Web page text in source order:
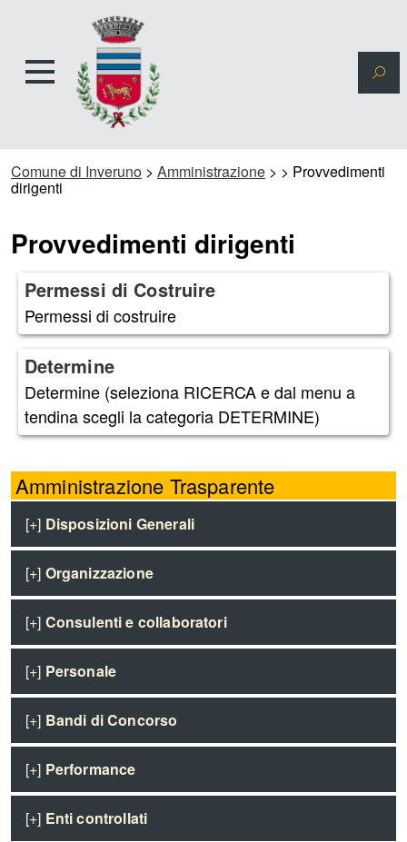
Comune di Inveruno > Amministrazione > > Provvedimenti
dirigenti
Provvedimenti dirigenti
Permessi di Costruire
Permessi di costruire
Determine
Determine (seleziona RICERCA e dal menu a
tendina scegli la categoria DETERMINE)
Amministrazione Trasparente
[+] Disposizioni Generali
[+] Organizzazione
[+] Consulenti e collaboratori
[+] Personale
[+] Bandi di Concorso
[+] Performance
[+] Enti controllati